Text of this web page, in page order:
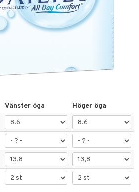
Vänster öga
Höger öga